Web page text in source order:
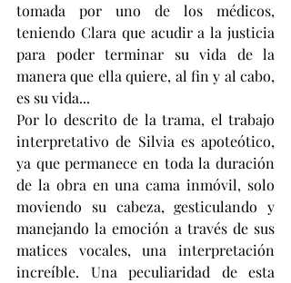
tomada por uno de los médicos,
teniendo Clara que acudir a la justicia
para poder terminar su vida de la
manera que ella quiere, al fin y al cabo,
es su vida...
Por lo descrito de la trama, el trabajo
interpretativo de Silvia es apoteótico,
ya que permanece en toda la duración
de la obra en una cama inmóvil, solo
moviendo su cabeza, gesticulando y
manejando la emoción a través de sus
matices vocales, una interpretación
increíble. Una peculiaridad de esta